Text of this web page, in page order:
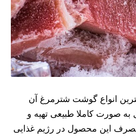
انواع گوشت شترمرغ آن
صورت کاملا طبیعی تهیه و
این محصول در رژیم غذایی